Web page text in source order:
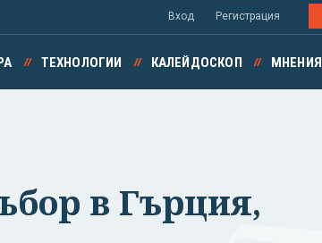
Вход Регистрация
ТЕХНОЛОГИИ КАЛЕЙДОСКОП МНЕНИЯ
в Гърция,